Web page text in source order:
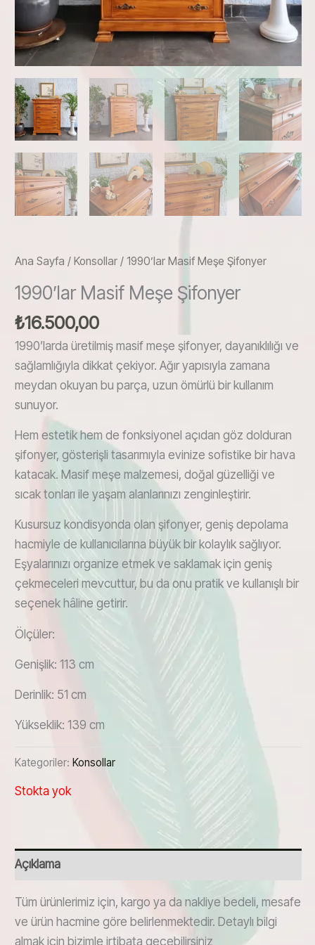
Ana Sayfa / Konsollar / 1990’lar Masif Meşe Şifonyer
1990’lar Masif Meşe Şifonyer
₺16.500,00
1990’larda üretilmiş masif meşe şifonyer, dayanıklılığı ve
sağlamlığıyla dikkat çekiyor. Ağır yapısıyla zamana
meydan okuyan bu parça, uzun ömürlü bir kullanım
sunuyor.
Hem estetik hem de fonksiyonel açıdan göz dolduran
şifonyer, gösterişli tasarımıyla evinize sofistike bir hava
katacak. Masif meşe malzemesi, doğal güzelliği ve
sıcak tonları ile yaşam alanlarınızı zenginleştirir.
Kusursuz kondisyonda olan şifonyer, geniş depolama
hacmiyle de kullanıcılarına büyük bir kolaylık sağlıyor.
Eşyalarınızı organize etmek ve saklamak için geniş
çekmeceleri mevcuttur, bu da onu pratik ve kullanışlı bir
seçenek hâline getirir.
Ölçüler:
Genişlik: 113 cm
Derinlik: 51 cm
Yükseklik: 139 cm
Kategoriler: Konsollar
Stokta yok
Açıklama
Tüm ürünlerimiz için, kargo ya da nakliye bedeli, mesafe
ve ürün hacmine göre belirlenmektedir. Detaylı bilgi
almak için bizimle irtibata geçebilirsiniz